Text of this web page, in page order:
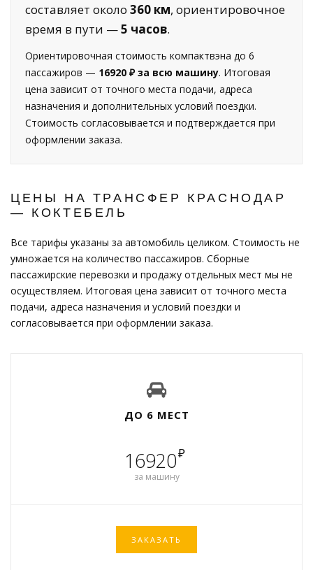
составляет около 360 км, ориентировочное
время в пути —5 часов.
Ориентировочная стоимость компактвэна до 6
пассажиров — 16920 ₽ за всю машину. Итоговая
цена зависит от точного места подачи, адреса
назначения и дополнительных условий поездки.
Стоимость согласовывается и подтверждается при
оформлении заказа.
ЦЕНЫ НА ТРАНСФЕР КРАСНОДАР
— КОКТЕБЕЛЬ
Все тарифы указаны за автомобиль целиком. Стоимость не
умножается на количество пассажиров. Сборные
пассажирские перевозки и продажу отдельных мест мы не
осуществляем. Итоговая цена зависит от точного места
подачи, адреса назначения и условий поездки и
согласовывается при оформлении заказа.
ДО 6 МЕСТ
16920₽
за машину
ЗАКАЗАТЬ